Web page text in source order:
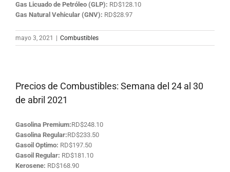
Gas Licuado de Petróleo (GLP): RD$128.10
Gas Natural Vehicular (GNV): RD$28.97
mayo 3, 2021 Combustibles
Precios de Combustibles: Semana del 24 al 30
de abril 2021
Gasolina Premium:RD$248.10
Gasolina Regular:RD$233.50
Gasoil Optimo: RD$197.50
Gasoil Regular: RD$181.10
Kerosene: RD$168.90